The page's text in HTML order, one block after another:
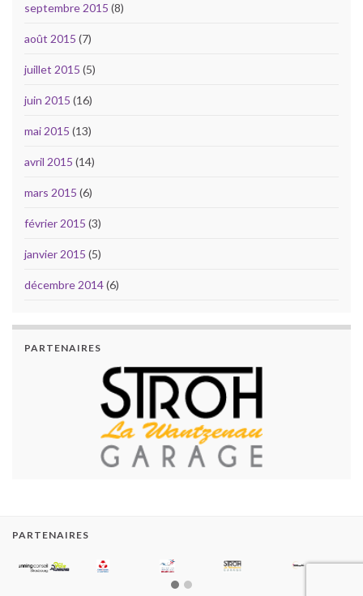
septembre 2015 (8)
août 2015 (7)
juillet 2015 (5)
juin 2015 (16)
mai 2015 (13)
avril 2015 (14)
mars 2015 (6)
février 2015 (3)
janvier 2015 (5)
décembre 2014(6)
PARTENAIRES